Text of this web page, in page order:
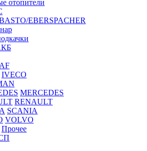
отопители
EBERSPACHER
IVECO
MERCEDES
RENAULT
SCANIA
VOLVO
Прочее